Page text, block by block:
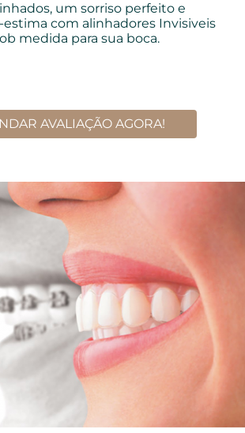
um sorriso perfeito e
com alinhadores Invisiveis
medida para sua boca.
AVALIAÇÃO AGORA!